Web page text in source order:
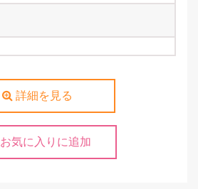
詳細を見る
お気に入りに追加